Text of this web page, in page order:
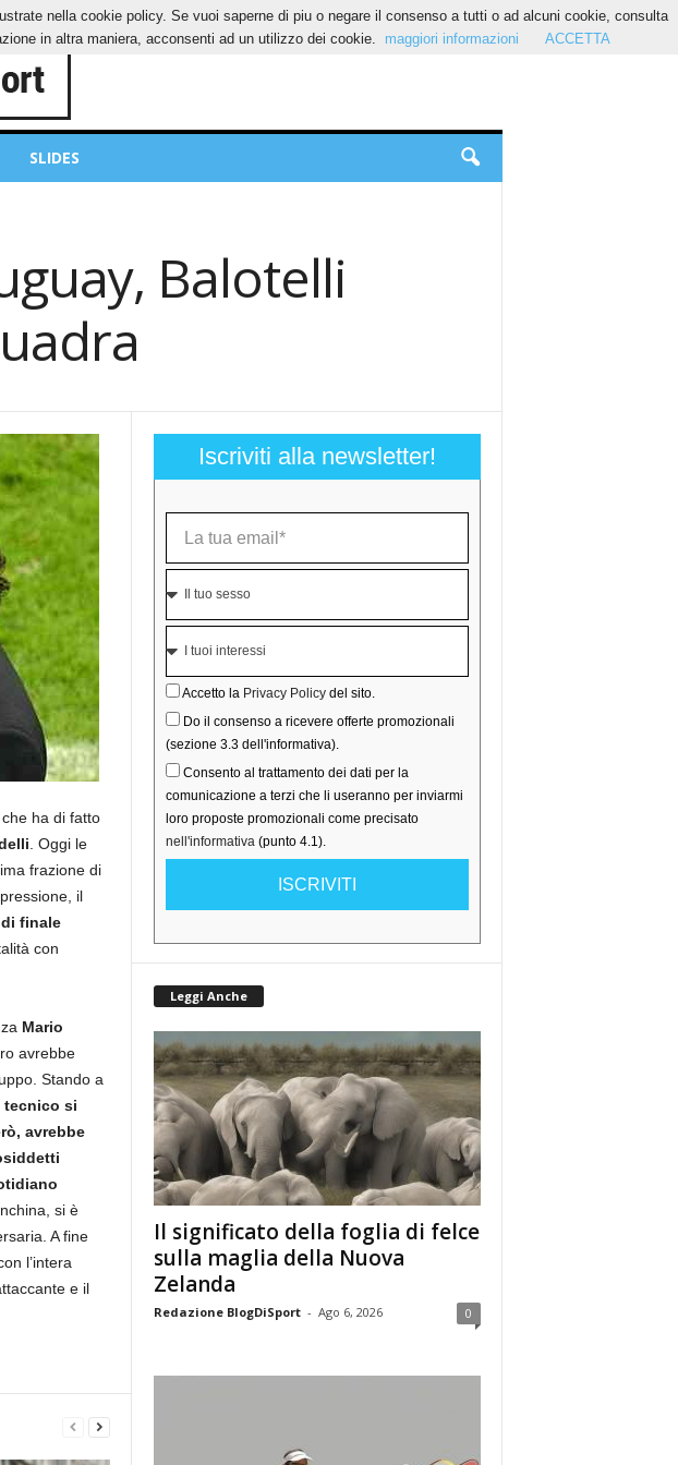
SLIDES
Balotelli
ha di fatto
. Oggi le
frazione di
il
finale
con
Mario
avrebbe
Stando a
tecnico si
avrebbe
si è
A fine
l’intera
e il
Iscriviti alla newsletter!
Accetto la Privacy Policydel sito.
Do il consenso a ricevere offerte promozionali
(sezione 3.3 dell'informativa).
Consento al trattamento dei dati per la
comunicazione a terzi che li useranno per inviarmi
loro proposte promozionali come precisato
nell'informativa(punto 4.1).
ISCRIVITI
Leggi Anche
Il significato della foglia di felce
sulla maglia della Nuova
Zelanda
Redazione BlogDiSport - Ago 6, 2026 0
nella cookie policy. Se vuoi saperne di piu o negare il consenso a tutti o ad alcuni cookie, consulta
in altra maniera, acconsenti ad un utilizzo dei cookie.
maggiori informazioni ACCETTA